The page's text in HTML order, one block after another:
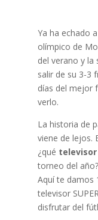
Ya ha echado
olímpico de
del verano y la
salir de su 3-3
días del mejor
verlo.
La historia de
viene de lejos.
¿qué televisor
torneo del
Aquí te damos
televisor
disfrutar del